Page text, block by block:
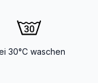
30°C waschen